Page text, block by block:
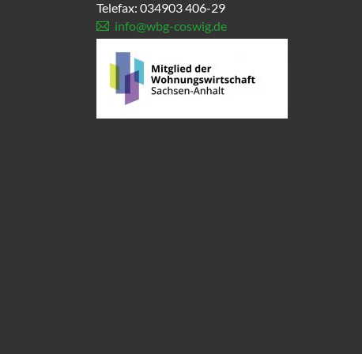
Telefax: 034903 406-29
info@wbg-coswig.de